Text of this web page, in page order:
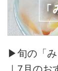
▶旬の「み
｜7月のお